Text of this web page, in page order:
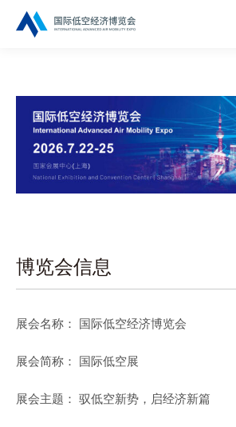
博览会信息
展会名称： 国际低空经济博览会
展会简称： 国际低空展
展会主题： 驭低空新势，启经济新篇